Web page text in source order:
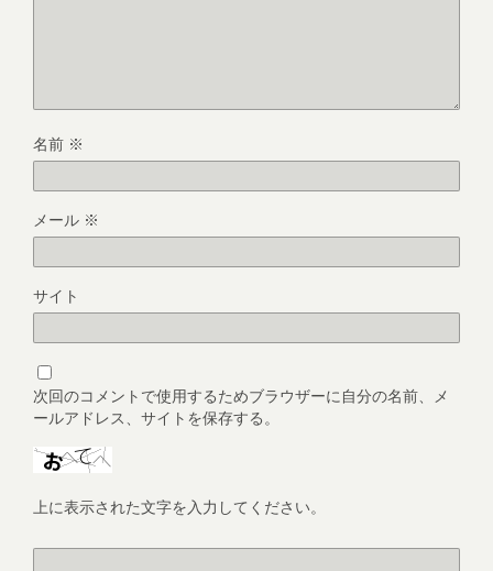
名前 ※
メール ※
サイト
次回のコメントで使用するためブラウザーに自分の名前、メ
ールアドレス、サイトを保存する。
上に表示された文字を入力してください。